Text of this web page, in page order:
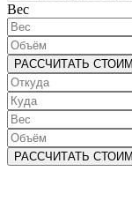
Bec
РАССЧИТАТЬ
РАССЧИТАТЬ